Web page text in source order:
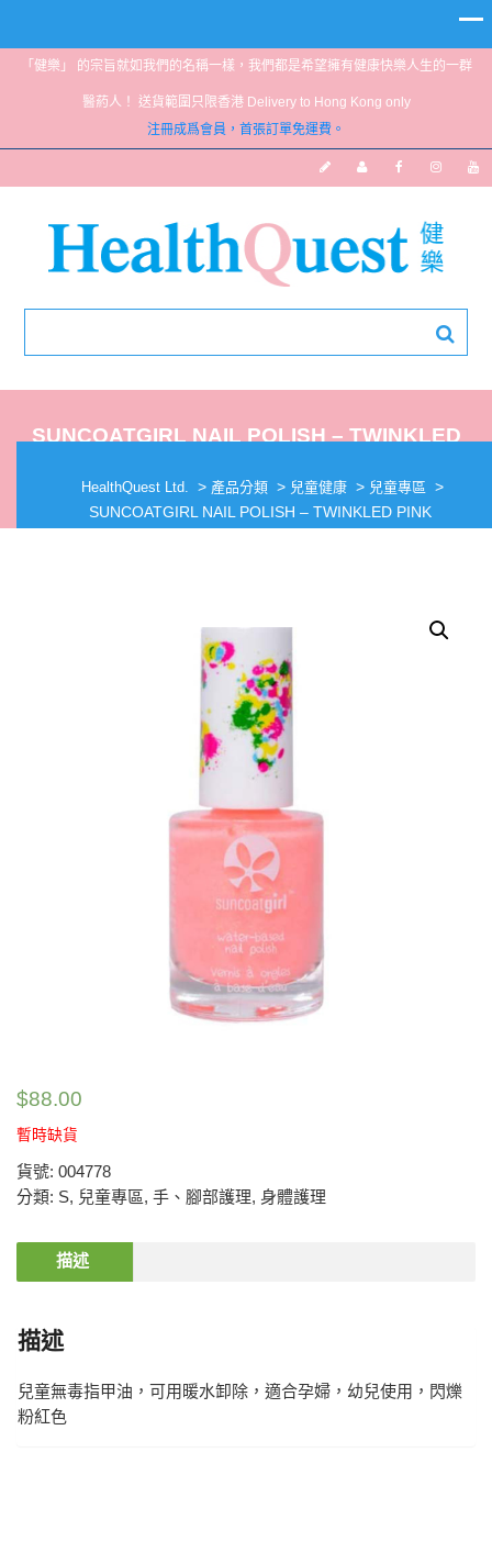
「健樂」 的宗旨就如我們的名稱一樣，我們都是希望擁有健康快樂人生的一群
醫葯人！ 送貨範圍只限香港 Delivery to Hong Kong only
注冊成爲會員，首張訂單免運費。
SUNCOATGIRL NAIL POLISH – TWINKLED
HealthQuest Ltd. > 產品分類 > 兒童健康 > 兒童專區 >
SUNCOATGIRL NAIL POLISH – TWINKLED PINK
$88.00
暫時缺貨
貨號: 004778
分類: S, 兒童專區, 手、腳部護理, 身體護理
描述
描述
兒童無毒指甲油，可用暖水卸除，適合孕婦，幼兒使用，閃爍
粉紅色